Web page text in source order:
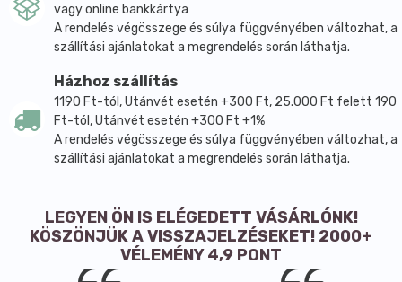
A szép és ragyogó színért, egészséges, erős és
selymesen puha hajért!
Colour & care: tartós hajszín 18 ragyogó árnyalatban.
vagy online bankkártya
A rendelés végösszege és súlya függvényében változhat, a
szállítási ajánlatokat a megrendelés során láthatja.
Házhoz szállítás
1190 Ft-tól, Utánvét esetén +300 Ft, 25.000 Ft felett 190
Ft-tól, Utánvét esetén +300 Ft +1%
A rendelés végösszege és súlya függvényében változhat, a
szállítási ajánlatokat a megrendelés során láthatja.
LEGYEN ÖN IS ELÉGEDETT VÁSÁRLÓNK!
KÖSZÖNJÜK A VISSZAJELZÉSEKET! 2000+
VÉLEMÉNY 4,9 PONT